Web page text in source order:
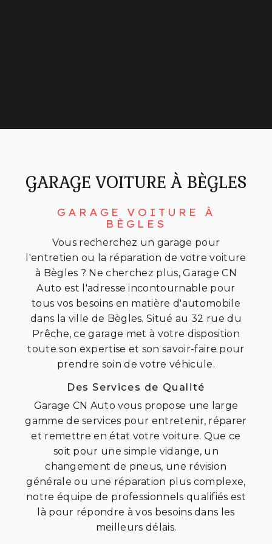
GARAGE VOITURE À BÈGLES
GARAGE VOITURE À
BÈGLES
Vous recherchez un garage pour
l'entretien ou la réparation de votre voiture
à Bègles ? Ne cherchez plus, Garage CN
Auto est l'adresse incontournable pour
tous vos besoins en matière d'automobile
dans la ville de Bègles. Situé au 32 rue du
Prêche, ce garage met à votre disposition
toute son expertise et son savoir-faire pour
prendre soin de votre véhicule.
Des Services de Qualité
Garage CN Auto vous propose une large
gamme de services pour entretenir, réparer
et remettre en état votre voiture. Que ce
soit pour une simple vidange, un
changement de pneus, une révision
générale ou une réparation plus complexe,
notre équipe de professionnels qualifiés est
là pour répondre à vos besoins dans les
meilleurs délais.